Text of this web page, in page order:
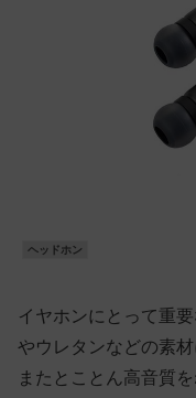
ヘッドホン
イヤホンにとって重
やウレタンなどの素
またとことん高音質